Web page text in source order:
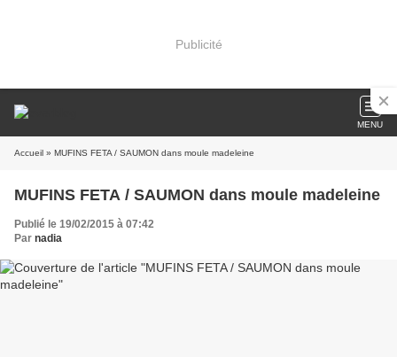
Publicité
MENU
Accueil » MUFINS FETA / SAUMON dans moule madeleine
MUFINS FETA / SAUMON dans moule madeleine
Publié le 19/02/2015 à 07:42
Par nadia